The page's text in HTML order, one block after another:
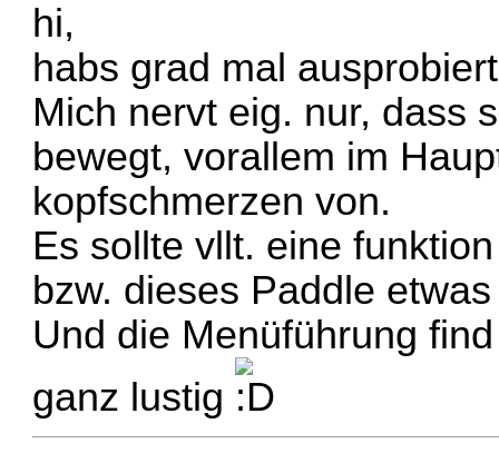
hi,
habs grad mal
Mich nervt eig. nur, dass
bewegt, vorallem im
kopfschmerzen von.
Es sollte vllt. eine
bzw. dieses Paddle
Und die Menüführung
ganz lustig